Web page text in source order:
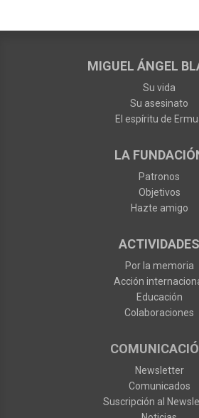
MIGUEL ÁNGEL
Su vida
Su asesinato
El espíritu de
LA
Patronos
Objetivos
Hazte amigo
ACTIVIDADES
Por la memoria
Acción
Educación
Colaboraciones
Newsletter
Comunicados
Suscripción al